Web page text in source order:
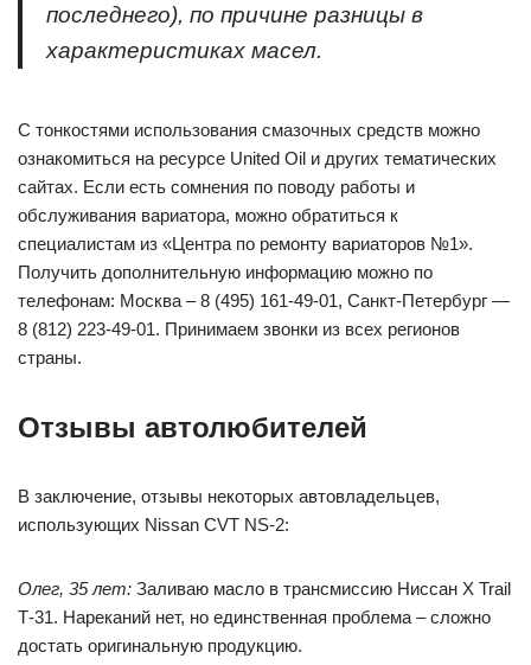
последнего), по причине разницы в
характеристиках масел.
С тонкостями использования смазочных средств можно
ознакомиться на ресурсе United Oil и других тематических
сайтах. Если есть сомнения по поводу работы и
обслуживания вариатора, можно обратиться к
специалистам из «Центра по ремонту вариаторов №1».
Получить дополнительную информацию можно по
телефонам: Москва – 8 (495) 161-49-01, Санкт-Петербург —
8 (812) 223-49-01. Принимаем звонки из всех регионов
страны.
Отзывы автолюбителей
В заключение, отзывы некоторых автовладельцев,
использующих Nissan CVT NS-2:
Олег, 35 лет: Заливаю масло в трансмиссию Ниссан X Trail
Т-31. Нареканий нет, но единственная проблема – сложно
достать оригинальную продукцию.